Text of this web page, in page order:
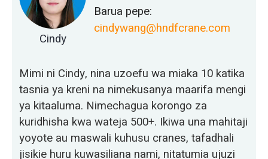
Cindy
Barua pepe:
cindywang@hndfcrane.com
Mimi ni Cindy, nina uzoefu wa miaka 10 katika
tasnia ya kreni na nimekusanya maarifa mengi
ya kitaaluma. Nimechagua korongo za
kuridhisha kwa wateja 500+. Ikiwa una mahitaji
yoyote au maswali kuhusu cranes, tafadhali
jisikie huru kuwasiliana nami, nitatumia ujuzi